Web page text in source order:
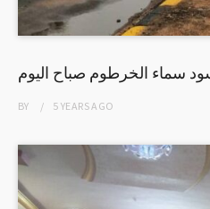
سماء الخرطوم صباح اليوم
BY 5 YEARSAGO